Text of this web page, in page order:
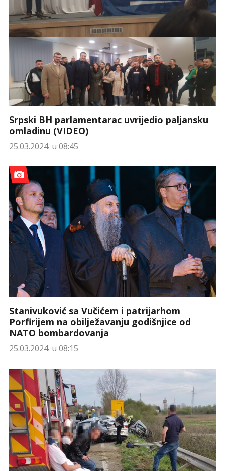
Srpski BH parlamentarac uvrijedio paljansku
omladinu (VIDEO)
25.03.2024. u 08:45
Stanivuković sa Vučićem i patrijarhom
Porfirijem na obilježavanju godišnjice od
NATO bombardovanja
25.03.2024. u 08:15